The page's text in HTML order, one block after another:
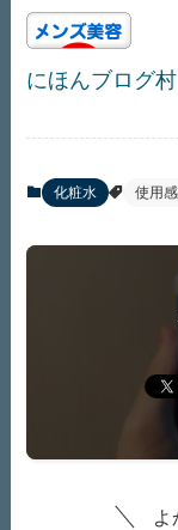
にほんブログ村
化粧水 使用
よ